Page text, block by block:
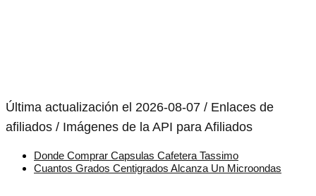
Última actualización el 2026-08-07 / Enlaces de
afiliados / Imágenes de la API para Afiliados
Donde Comprar Capsulas Cafetera Tassimo
Cuantos Grados Centigrados Alcanza Un Microondas